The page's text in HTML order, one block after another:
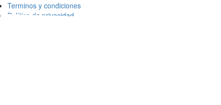
Terminos y condiciones
Política de privacidad